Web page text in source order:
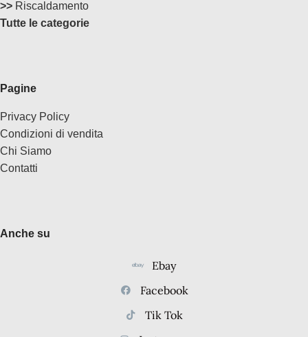
>> Riscaldamento
Tutte le categorie
Pagine
Privacy Policy
Condizioni di vendita
Chi Siamo
Contatti
Anche su
Ebay
Facebook
Tik Tok